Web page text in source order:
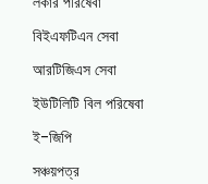
বিইএফটিএন সেবা
আরটিজিএস সেবা
ইউটিলিটি বিল পরিষেবা
ই-জিপি
সঞ্চয়পত্র